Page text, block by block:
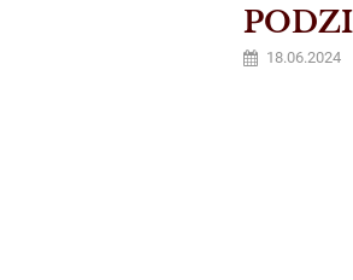
UCZNIÓW
NASZEJ
SZKOŁY.:
18.06.2024